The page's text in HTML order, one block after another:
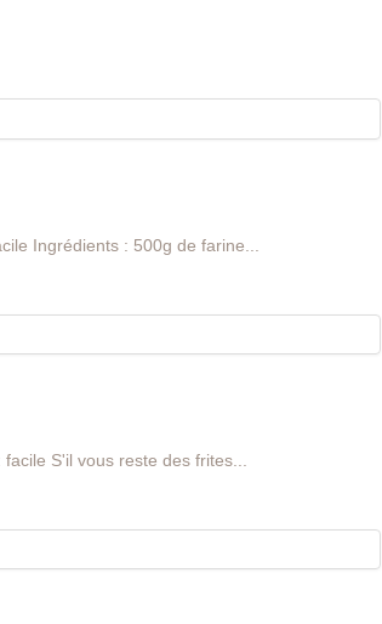
Ingrédients : 500g de farine...
S'il vous reste des frites...